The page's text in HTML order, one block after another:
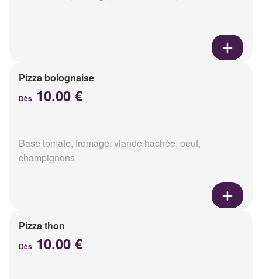
Pizza bolognaise
Dès 10.00 €
Base tomate, fromage, viande hachée, oeuf,
champignons
Pizza thon
Dès 10.00 €